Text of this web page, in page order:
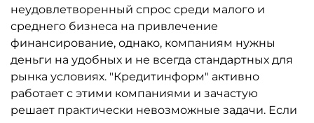
неудовлетворенный спрос среди малого и
среднего бизнеса на привлечение
финансирование, однако, компаниям нужны
деньги на удобных и не всегда стандартных для
рынка условиях. "Кредитинформ" активно
работает с этими компаниями и зачастую
решает практически невозможные задачи. Если